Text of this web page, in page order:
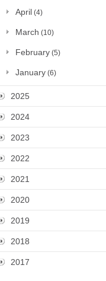
April (4)
March (10)
February (5)
January (6)
2025
2024
2023
2022
2021
2020
2019
2018
2017